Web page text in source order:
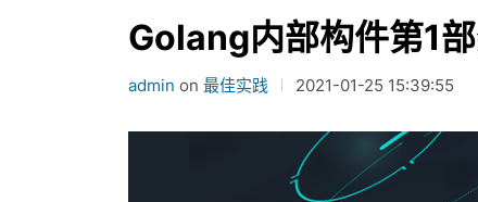
Golang内部构件第1
admin on 最佳实践 2021-01-25 15:39:55